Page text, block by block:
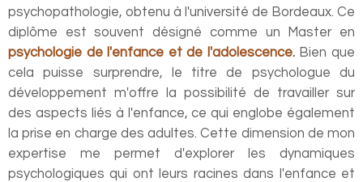
psychopathologie, obtenu à l'université de Bordeaux. Ce
diplôme est souvent désigné comme un Master en
psychologie de l'enfance et de l'adolescence. Bien que
cela puisse surprendre, le titre de psychologue du
développement m'offre la possibilité de travailler sur
des aspects liés à l'enfance, ce qui englobe également
la prise en charge des adultes. Cette dimension de mon
expertise me permet d'explorer les dynamiques
psychologiques qui ont leurs racines dans l'enfance et